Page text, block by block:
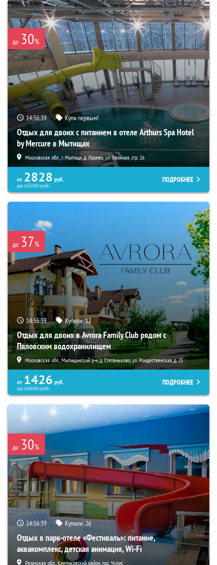
до 30%
14:56:38 Купи первым!
Отдых для двоих с питанием в отеле Arthurs Spa Hotel
by Mercure в Мытищах
Московская обл., г. Мытищи, д. Ларево, ул. Хвойная, стр. 26
от 2828 руб.
до65700руб.
ПОДРОБНЕЕ
до 37%
14:56:38 Купили:12
Отдых для двоих в Avrora Family Club рядом с
Пяловским водохранилищем
Московская обл., Мытищинский р-н, д. Степаньково, ул. Рождественская, д. 25
от 1426 руб.
до60600руб.
ПОДРОБНЕЕ
до 30%
14:56:38 Купили:26
Отдых в парк-отеле «Фестиваль»: питание,
аквакомплекс, детская анимация, Wi-Fi
Рязанская обл., Клепиковский район, пос. Чулис